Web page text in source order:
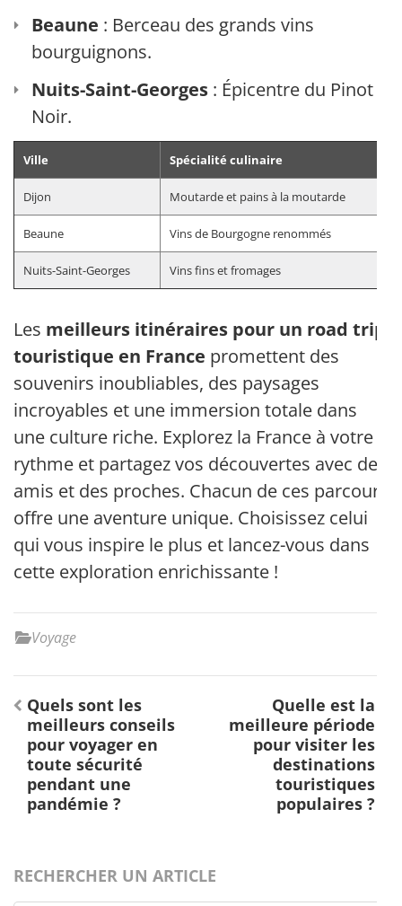
Beaune : Berceau des grands vins
bourguignons.
Nuits-Saint-Georges : Épicentre du Pinot
Noir.
Ville Spécialité culinaire
Dijon Moutarde et pains à la moutarde
Beaune Vins de Bourgogne renommés
Nuits-Saint-Georges Vins fins et fromages
Les meilleurs itinéraires pour un road trip
touristique en France promettent des
souvenirs inoubliables, des paysages
incroyables et une immersion totale dans
une culture riche. Explorez la France à votre
rythme et partagez vos découvertes avec des
amis et des proches. Chacun de ces parcours
offre une aventure unique. Choisissez celui
qui vous inspire le plus et lancez-vous dans
cette exploration enrichissante !
Voyage
Navigation
de
l’article
Quels sont les
meilleurs conseils
pour voyager en
toute sécurité
pendant une
pandémie ?
Quelle est la
meilleure période
pour visiter les
destinations
touristiques
populaires ?
RECHERCHER UN ARTICLE